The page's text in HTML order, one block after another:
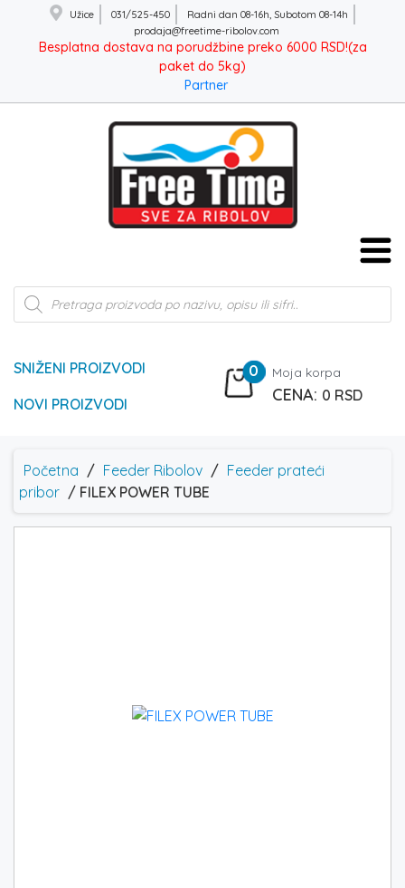
Užice 031/525-450
Radni dan 08-16h, Subotom 08-14h
prodaja@freetime-ribolov.com
Besplatna dostava na porudžbine preko 6000 RSD!(za
paket do 5kg)
Partner
Products
search
SNIŽENI PROIZVODI
NOVI PROIZVODI
0 Moja korpa
0 RSD
Početna / Feeder Ribolov / Feeder prateći
pribor / FILEX POWER TUBE